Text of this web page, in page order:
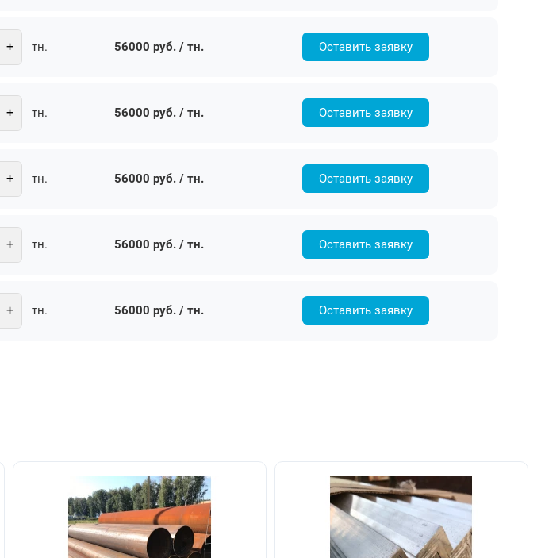
+ тн. 56000 руб. / тн. Оставить заявку
+ тн. 56000 руб. / тн. Оставить заявку
+ тн. 56000 руб. / тн. Оставить заявку
+ тн. 56000 руб. / тн. Оставить заявку
+ тн. 56000 руб. / тн. Оставить заявку